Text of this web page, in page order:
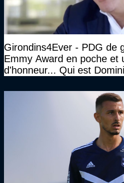
Girondins4Ever - PDG de
Emmy Award en poche et
d'honneur... Qui est